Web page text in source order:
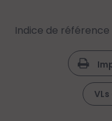
Indice de référence